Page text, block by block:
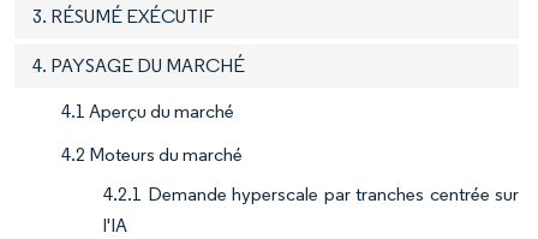
3. RÉSUMÉ EXÉCUTIF
4. PAYSAGE DU MARCHÉ
4.1 Aperçu du marché
4.2 Moteurs du marché
4.2.1 Demande hyperscale par tranches centrée sur
l'IA